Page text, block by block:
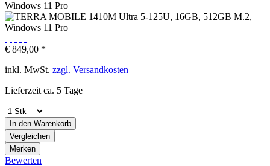
€ 849,00 *
inkl. MwSt. zzgl. Versandkosten
Lieferzeit ca. 5 Tage
In den Warenkorb
Vergleichen
Merken
Bewerten